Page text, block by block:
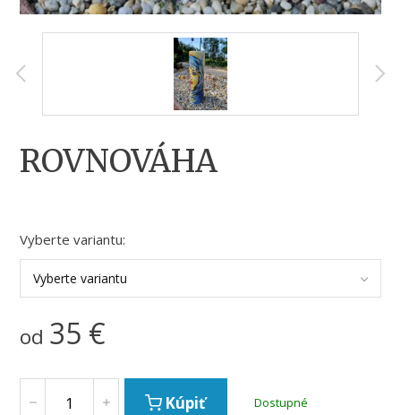
ROVNOVÁHA
Vyberte variantu:
Vyberte variantu
od 35 €
Kúpiť Dostupné